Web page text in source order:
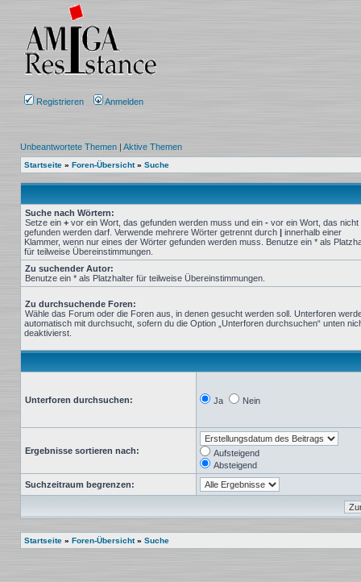
Registrieren Anmelden
Unbeantwortete Themen | Aktive Themen
Startseite » Foren-Übersicht» Suche
Suche nach Wörtern:
Setze ein + vor ein Wort, das gefunden werden muss und ein - vor ein Wort, das nicht
gefunden werden darf. Verwende mehrere Wörter getrennt durch | innerhalb einer
Klammer, wenn nur eines der Wörter gefunden werden muss. Benutze ein * als
für teilweise Übereinstimmungen.
Zu suchender Autor:
Benutze ein * als Platzhalter für teilweise Übereinstimmungen.
Zu durchsuchende Foren:
Wähle das Forum oder die Foren aus, in denen gesucht werden soll. Unterforen
automatisch mit durchsucht, sofern du die Option „Unterforen durchsuchen“ unten
deaktivierst.
Unterforen durchsuchen: Ja Nein
Ergebnisse sortieren nach:
Aufsteigend
Absteigend
Suchzeitraum begrenzen:
Startseite » Foren-Übersicht» Suche